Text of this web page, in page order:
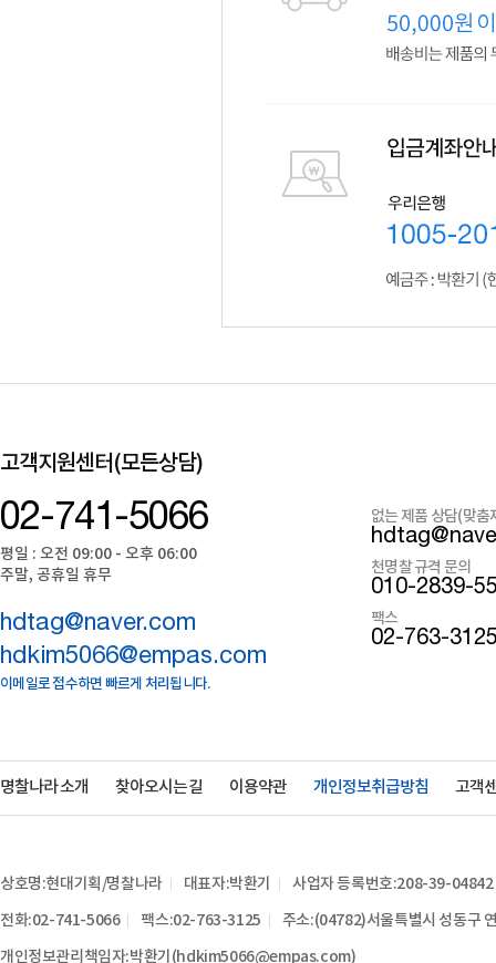
고객지원센터(모든상담)
02-741-5066
평일 : 오전 09:00 - 오후 06:00
주말, 공휴일 휴무
hdtag@naver.com
hdkim5066@empas.com
이메일로 접수하면 빠르게 처리됩니다.
없는 제품 상담(맞춤
천명찰 규격 문의
010-2839-
팩스
02-763-
명찰나라 소개 찾아오시는 길 이용약관 개인정보취급방침 고객
상호명:현대기획/명찰나라 대표자:박환기
사업자 등록번호:208-39-04842
전화:02-741-5066
팩스:02-763-3125
주소:(04782)서울특별시 성동구
개인정보관리책임자:박환기(hdkim5066@empas.com)